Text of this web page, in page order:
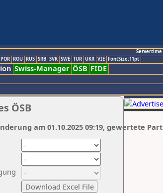
Servertime
POR ROU RUS SRB SVK SWE TUR UKR VIE FontSize:11pt
Swiss-Manager ÖSB FIDE
ÖSB
am 01.10.2025 09:19, gewertete